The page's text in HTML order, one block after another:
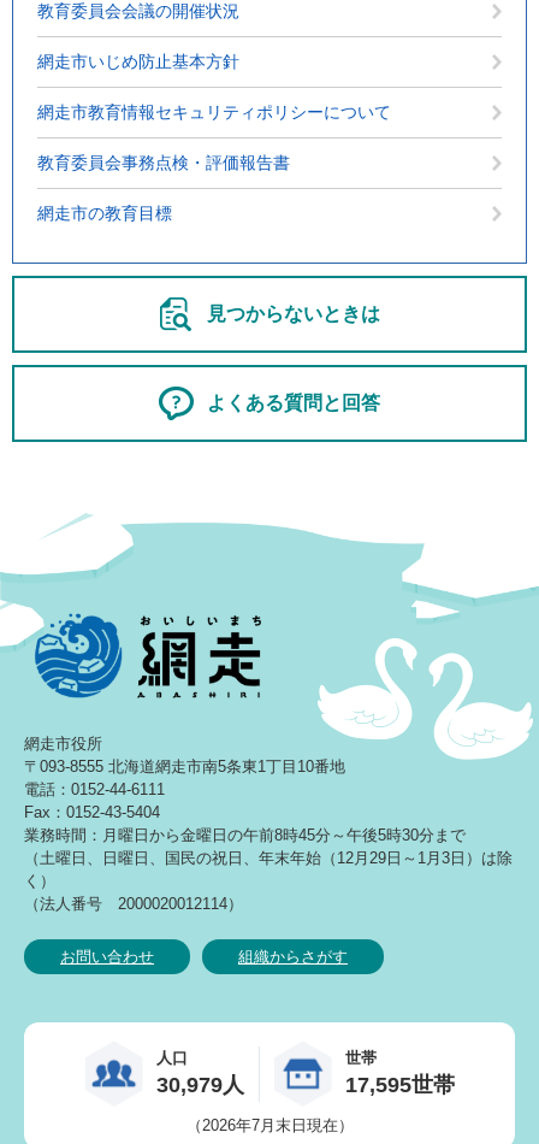
教育委員会会議の開催状況
網走市いじめ防止基本方針
網走市教育情報セキュリティポリシーについて
教育委員会事務点検・評価報告書
網走市の教育目標
見つからないときは
よくある質問と回答
網走市役所
〒093-8555 北海道網走市南5条東1丁目10番地
電話：0152-44-6111
Fax：0152-43-5404
業務時間：月曜日から金曜日の午前8時45分～午後5時30分まで
（土曜日、日曜日、国民の祝日、年末年始（12月29日～1月3日）は除
く）
（法人番号 2000020012114）
お問い合わせ 組織からさがす
人口
30,979人
世帯
17,595世帯
（2026年7月末日現在）